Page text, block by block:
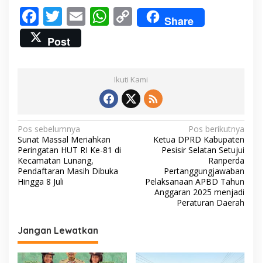
s
l
a
t
F
ac
e
k
T
w
itt
E
m
W
h
s
A
p
p
C
o
y
Li
n
k
Share
Post
Ikuti Kami
N
a
v
i
s
i
Pos sebelumnya
Sunat Massal Meriahkan
Peringatan HUT RI Ke-81 di
Kecamatan Lunang,
Pendaftaran Masih Dibuka
Hingga 8 Juli
Pos berikutnya
Ketua DPRD Kabupaten
Pesisir Selatan Setujui
Ranperda
Pertanggungjawaban
Pelaksanaan APBD Tahun
Anggaran 2025 menjadi
Peraturan Daerah
Jangan Lewatkan